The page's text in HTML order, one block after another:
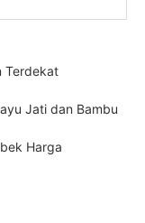
Terdekat
Jati dan Bambu
Harga